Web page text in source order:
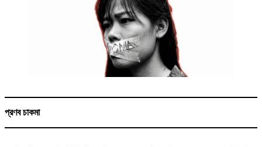
প্রণব চাকমা